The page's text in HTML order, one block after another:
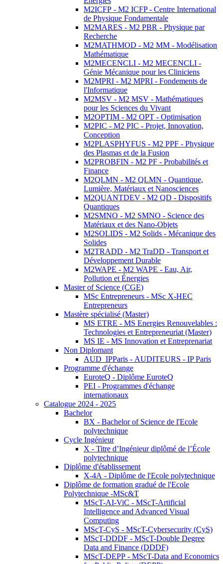
M2ICFP - M2 ICFP - Centre International
de Physique Fondamentale
M2MARES - M2 PBR - Physique par
Recherche
M2MATHMOD - M2 MM - Modélisation
Mathématique
M2MECENCLI - M2 MECENCLI -
Génie Mécanique pour les Cliniciens
M2MPRI - M2 MPRI - Fondements de
l'Informatique
M2MSV - M2 MSV - Mathématiques
pour les Sciences du Vivant
M2OPTIM - M2 OPT - Optimisation
M2PIC - M2 PIC - Projet, Innovation,
Conception
M2PLASPHYFUS - M2 PPF - Physique
des Plasmas et de la Fusion
M2PROBFIN - M2 PF - Probabilités et
Finance
M2QLMN - M2 QLMN - Quantique,
Lumière, Matériaux et Nanosciences
M2QUANTDEV - M2 QD - Dispositifs
Quantiques
M2SMNO - M2 SMNO - Science des
Matériaux et des Nano-Objets
M2SOLIDS - M2 Solids - Mécanique des
Solides
M2TRADD - M2 TraDD - Transport et
Développement Durable
M2WAPE - M2 WAPE - Eau, Air,
Pollution et Énergies
Master of Science (CGE)
MSc Entrepreneurs - MSc X-HEC
Entrepreneurs
Mastère spécialisé (Master)
MS ETRE - MS Energies Renouvelables :
Technologies et Entrepreneuriat (Master)
MS IE - MS Innovation et Entreprenariat
Non Diplomant
AUD_IPParis - AUDITEURS - IP Paris
Programme d'échange
EuroteQ - Diplôme EuroteQ
PEI - Programmes d'échange
internationaux
Catalogue 2024 - 2025
Bachelor
BX - Bachelor of Science de l'Ecole
polytechnique
Cycle Ingénieur
X - Titre d’Ingénieur diplômé de l’École
polytechnique
Diplôme d'établissement
X-4A - Diplôme de l'Ecole polytechnique
Diplôme de formation gradué de l'Ecole
Polytechnique -MSc&T
MScT-AI-ViC - MScT-Artificial
Intelligence and Advanced Visual
Computing
MScT-CyS - MScT-Cybersecurity (CyS)
MScT-DDDF - MScT-Double Degree
Data and Finance (DDDF)
MScT-DEPP - MScT-Data and Economics